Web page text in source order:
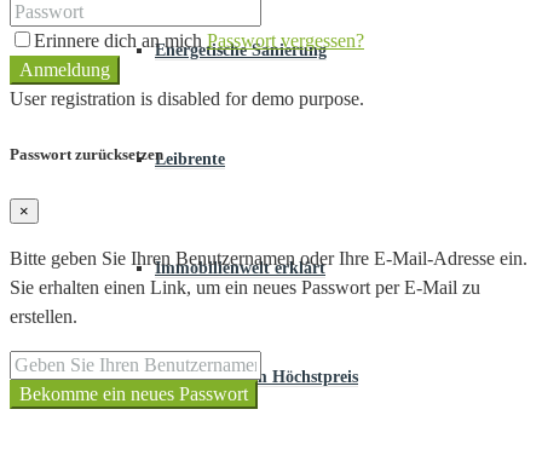
Energetische Sanierung
Leibrente
Immobilienwelt erklärt
Verkaufen zum Höchstpreis
Erinnere dich an mich Passwort vergessen?
Anmeldung
User registration is disabled for demo purpose.
Passwort zurücksetzen
×
Bitte geben Sie Ihren Benutzernamen oder Ihre E-Mail-Adresse ein.
Sie erhalten einen Link, um ein neues Passwort per E-Mail zu
erstellen.
Bekomme ein neues Passwort